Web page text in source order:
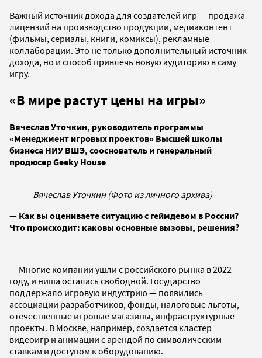
Важный источник дохода для создателей игр — продажа
лицензий на производство продукции, медиаконтент
(фильмы, сериалы, книги, комиксы), рекламные
коллаборации. Это не только дополнительный источник
дохода, но и способ привлечь новую аудиторию в саму
игру.
«В мире растут цены на игры»
Вячеслав Уточкин, руководитель программы
«Менеджмент игровых проектов» Высшей школы
бизнеса НИУ ВШЭ, сооснователь и генеральный
продюсер Geeky House
Вячеслав Уточкин (Фото из личного архива)
— Как вы оцениваете ситуацию с геймдевом в России?
Что происходит: каковы основные вызовы, решения?
— Многие компании ушли с российского рынка в 2022
году, и ниша осталась свободной. Государство
поддержало игровую индустрию — появились
ассоциации разработчиков, фонды, налоговые льготы,
отечественные игровые магазины, инфраструктурные
проекты. В Москве, например, создается кластер
видеоигр и анимации с арендой по символическим
ставкам и доступом к оборудованию.